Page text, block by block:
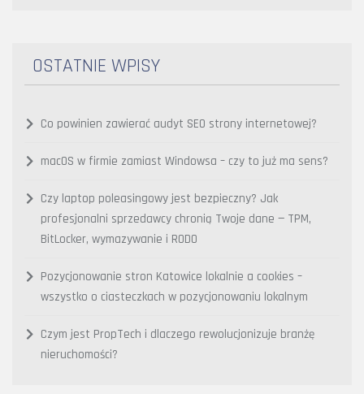
OSTATNIE WPISY
Co powinien zawierać audyt SEO strony internetowej?
macOS w firmie zamiast Windowsa – czy to już ma sens?
Czy laptop poleasingowy jest bezpieczny? Jak
profesjonalni sprzedawcy chronią Twoje dane — TPM,
BitLocker, wymazywanie i RODO
Pozycjonowanie stron Katowice lokalnie a cookies –
wszystko o ciasteczkach w pozycjonowaniu lokalnym
Czym jest PropTech i dlaczego rewolucjonizuje branżę
nieruchomości?